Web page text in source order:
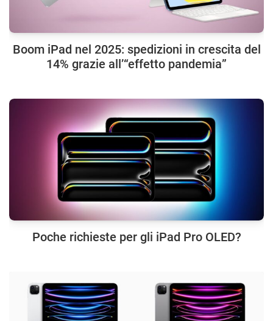
Boom iPad nel 2025: spedizioni in crescita del
14% grazie all’“effetto pandemia”
Poche richieste per gli iPad Pro OLED?